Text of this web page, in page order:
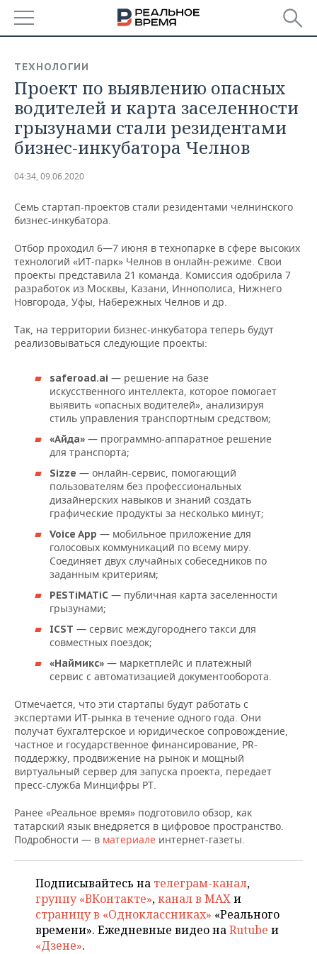
БАШКОРТОСТАН
ТАТАРСТАН
УДМУРТИЯ
НОВОСТИ
АНАЛИТИКА
НОВОСТИ АНАЛИТИКИ
ДЕКЛАРАЦИИ О ДОХОДАХ
КОРОЛИ ГОСЗАКАЗА ПФО
ВУЗЫ ТАТАРСТАНА
КОМУ ПРИНАДЛЕЖАТ
ТОРГОВЫЕ ЦЕНТРЫ
ТАТАРСТАНА
ЭКОНОМИКА
НОВОСТИ ЭКОНОМИКИ
ФИНАНСЫ
БАНКИ
БЮДЖЕТ
ИНВЕСТИЦИИ
ПРОМЫШЛЕННОСТЬ
НОВОСТИ
ПРОМЫШЛЕННОСТИ
АГРОПРОМ
МАШИНОСТРОЕНИЕ
ЭНЕРГЕТИКА
НЕДВИЖИМОСТЬ
НОВОСТИ НЕДВИЖИМОСТИ
АВТО
НОВОСТИ АВТО
БИЗНЕС
НОВОСТИ БИЗНЕСА
РОЗНИЧНАЯ ТОРГОВЛЯ
ТРАНСПОРТ
УСЛУГИ
ТЕХНОЛОГИИ
НОВОСТИ ТЕХНОЛОГИЙ
МЕДИА
ТЕЛЕКОММУНИКАЦИИ
МЕРОПРИЯТИЯ
НОВОСТИ МЕРОПРИЯТИЙ
ВЫЕЗДНАЯ РЕДАКЦИЯ
БИЗНЕС-БРАНЧИ
ONLINE-КОНФЕРЕНЦИИ
ОТКРЫТАЯ ЛЕКЦИЯ
СПОРТ
НОВОСТИ СПОРТА
ФУТБОЛ
ХОККЕЙ
БАСКЕТБОЛ
ВОЛЕЙБОЛ
КИБЕРСПОРТ
ФИГУРНОЕ КАТАНИЕ
ВОДНЫЕ ВИДЫ СПОРТА
ХОККЕЙ С МЯЧОМ
ОБЩЕСТВО
НОВОСТИ ОБЩЕСТВА
ВЛАСТЬ
ИНФРАСТРУКТУРА
ИСТОРИЯ
КУЛЬТУРА
МЕДИЦИНА
ОБРАЗОВАНИЕ
ПРОИСШЕСТВИЯ
ФОТОГАЛЕРЕЯ
СЮЖЕТЫ
СПРАВОЧНИК
СПИСОК ПЕРСОН
СПИСОК КОМПАНИЙ
ПОЛНАЯ ВЕРСИЯ
ТЕХНОЛОГИИ
Проект по выявлению опасных
водителей и карта заселенности
грызунами стали резидентами
бизнес-инкубатора Челнов
04:34, 09.06.2020
Семь стартап-проектов стали резидентами челнинского
бизнес-инкубатора.
Отбор проходил 6—7 июня в технопарке в сфере высоких
технологий «ИТ-парк» Челнов в онлайн-режиме. Свои
проекты представила 21 команда. Комиссия одобрила 7
разработок из Москвы, Казани, Иннополиса, Нижнего
Новгорода, Уфы, Набережных Челнов и др.
Так, на территории бизнес-инкубатора теперь будут
реализовываться следующие проекты:
saferoad.ai — решение на базе
искусственного интеллекта, которое помогает
выявить «опасных водителей», анализируя
стиль управления транспортным средством;
«Айда» — программно-аппаратное решение
для транспорта;
Sizze — онлайн-сервис, помогающий
пользователям без профессиональных
дизайнерских навыков и знаний создать
графические продукты за несколько минут;
Voice App — мобильное приложение для
голосовых коммуникаций по всему миру.
Соединяет двух случайных собеседников по
заданным критериям;
PESTiMATiC — публичная карта заселенности
грызунами;
ICST — сервис междугороднего такси для
совместных поездок;
«Наймикс» — маркетплейс и платежный
сервис с автоматизацией документооборота.
Отмечается, что эти стартапы будут работать с
экспертами ИТ-рынка в течение одного года. Они
получат бухгалтерское и юридическое сопровождение,
частное и государственное финансирование, PR-
поддержку, продвижение на рынок и мощный
виртуальный сервер для запуска проекта, передает
пресс-служба Минцифры РТ.
Ранее «Реальное время» подготовило обзор, как
татарский язык внедряется в цифровое пространство.
Подробности — в материале интернет-газеты.
Подписывайтесь на телеграм-канал,
группу «ВКонтакте»,канал в MAXи
страницу в «Одноклассниках» «Реального
времени». Ежедневные видео наRutube и
«Дзене».